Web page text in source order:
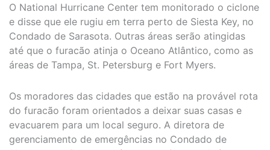
O National Hurricane Center tem monitorado o ciclone
e disse que ele rugiu em terra perto de Siesta Key, no
Condado de Sarasota. Outras áreas serão atingidas
até que o furacão atinja o Oceano Atlântico, como as
áreas de Tampa, St. Petersburg e Fort Myers.
Os moradores das cidades que estão na provável rota
do furacão foram orientados a deixar suas casas e
evacuarem para um local seguro. A diretora de
gerenciamento de emergências no Condado de